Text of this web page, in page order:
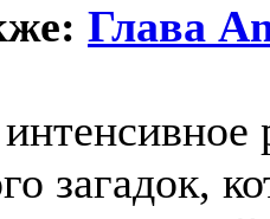
Глава
загадок,